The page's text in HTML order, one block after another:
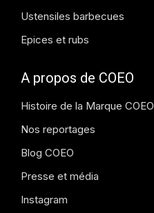
Ustensiles barbecues
Epices et rubs
A propos de COEO
Histoire de la Marque COEO
Nos reportages
Blog COEO
Presse et média
Instagram